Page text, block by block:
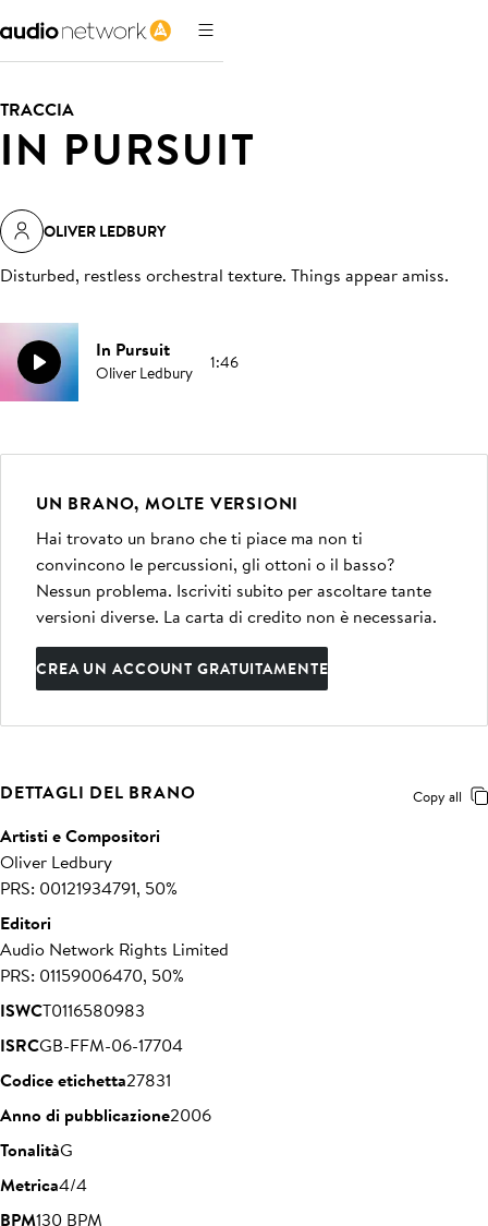
TRACCIA
IN PURSUIT
OLIVER LEDBURY
Disturbed, restless orchestral texture. Things appear amiss.
In Pursuit
Oliver Ledbury 1:46
UN BRANO, MOLTE VERSIONI
Hai trovato un brano che ti piace ma non ti
convincono le percussioni, gli ottoni o il basso?
Nessun problema. Iscriviti subito per ascoltare tante
versioni diverse. La carta di credito non è necessaria.
CREA UN ACCOUNT GRATUITAMENTE
DETTAGLI DEL BRANO Copy all
Artisti e Compositori
Oliver Ledbury
PRS: 00121934791, 50%
Editori
Audio Network Rights Limited
PRS: 01159006470, 50%
ISWCT0116580983
ISRCGB-FFM-06-17704
Codice etichetta27831
Anno di pubblicazione2006
TonalitàG
Metrica4/4
BPM130 BPM